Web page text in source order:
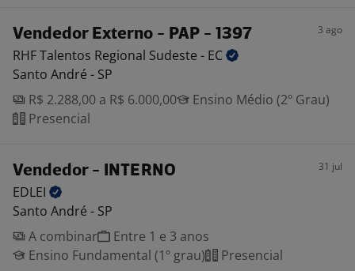
Vendedor Externo - PAP - 1397 3 ago
RHF Talentos Regional Sudeste - EC
Santo André - SP
R$ 2.288,00 a R$ 6.000,00
Ensino Médio (2º Grau)
Presencial
Vendedor - INTERNO 31 jul
EDLEI
Santo André - SP
A combinar
Entre 1 e 3 anos
Ensino Fundamental (1º grau)
Presencial